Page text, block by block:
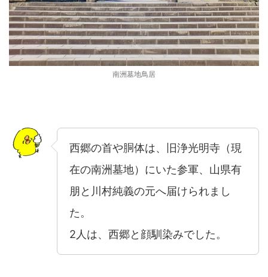
南洲墓地鳥居
西郷の首や胴体は、旧浄光明寺（現
在の南洲墓地）にいた参軍、山県有
朋と川村純義の元へ届けられまし
た。
2人は、西郷と顔馴染みでした。